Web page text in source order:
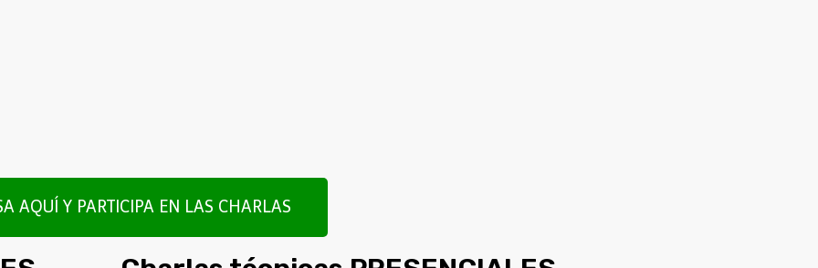
AQUÍ Y PARTICIPA EN LAS CHARLAS